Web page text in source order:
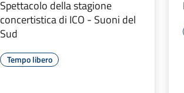
Spettacolo della stagione
concertistica di ICO - Suoni del
Sud
Tempo libero